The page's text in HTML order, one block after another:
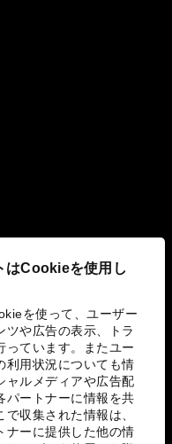
はCookieを使用し
を使って、ユーザー
ツや広告の表示、トラ
っています。またユー
利用状況についても情
ャルメディアや広告配
パートナーに情報を共
収集された情報は、
ナーに提供した他の情